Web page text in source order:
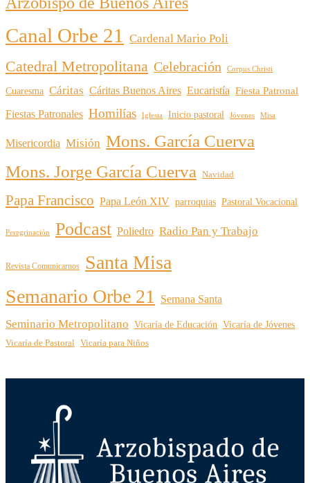
Canal Orbe 21 Cardenal Mario Poli
Catedral Metropolitana Celebración Corpus Christi
Cuaresma Cáritas Cáritas Buenos Aires Eucaristía Fiesta Patronal
Fiestas Patronales Homilías Iglesia Inicio pastoral Jóvenes Misa
Misericordia Misión Mons. García Cuerva
Mons. Jorge García Cuerva
Navidad
Papa Francisco Papa León XIV parroquias Pastoral Vocacional
Peregrinación Podcast Poliedro Radio Pan y Trabajo
Revista Comunicarnos
Santa Misa
Semanario Orbe 21 Semana Santa
Seminario Metropolitano Vicaría de Educación Vicaría de Jóvenes
Vicaría de Pastoral Vicaría para Niños